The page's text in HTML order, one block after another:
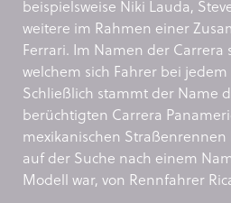
beispielsweise Niki Lauda,
weitere im Rahmen einer
Ferrari. Im Namen der Carrera
welchem sich Fahrer bei
Schließlich stammt der Name
berüchtigten Carrera
mexikanischen Straßenrennen
auf der Suche nach einem
Modell war, von Rennfahrer